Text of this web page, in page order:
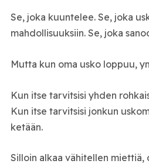
Se, joka kuuntelee. Se, joka
mahdollisuuksiin. Se, joka
Mutta kun oma usko loppuu,
Kun itse tarvitsisi yhden
Kun itse tarvitsisi jonkun
ketään.
Silloin alkaa vähitellen miettiä,